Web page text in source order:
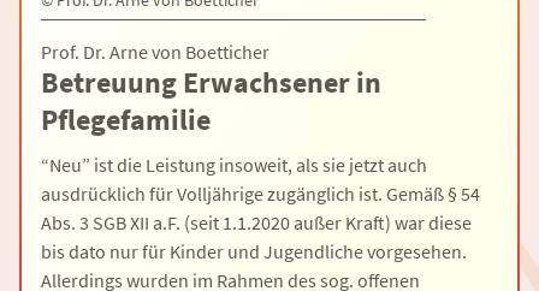
Prof. Dr. Arne von Boetticher
Betreuung Erwachsener in
Pflegefamilie
“Neu” ist die Leistung insoweit, als sie jetzt auch
ausdrücklich für Volljährige zugänglich ist. Gemäß § 54
Abs. 3 SGB XII a.F. (seit 1.1.2020 außer Kraft) war diese
bis dato nur für Kinder und Jugendliche vorgesehen.
Allerdings wurden im Rahmen des sog. offenen